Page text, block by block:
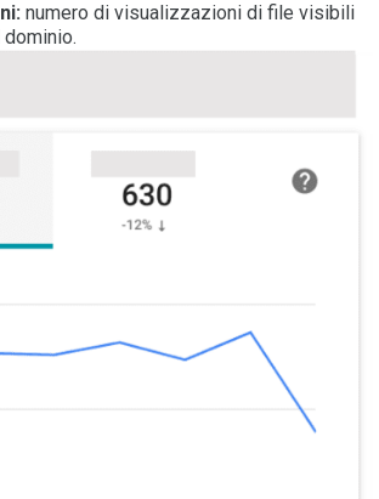
numero di visualizzazioni di file visibili